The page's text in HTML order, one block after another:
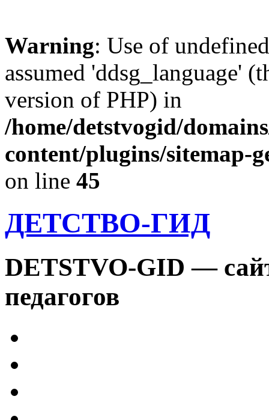
Warning: Use of
assumed 'ddsg_language'
version of PHP) in
/home/detstvogid/
content/plugins/sitemap-
on line 45
ДЕТСТВО-ГИД
DETSTVO-GID —
педагогов